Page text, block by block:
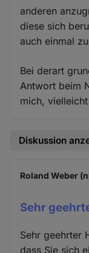
anderen
diese sich
auch einmal
Bei derart
Antwort beim
mich,
Diskussion
Roland Weber
Sehr
Sehr geehrter
dass Sie sich